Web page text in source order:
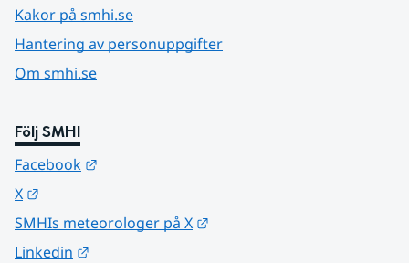
Kakor på smhi.se
Hantering av personuppgifter
Om smhi.se
Följ SMHI
Facebook
X
SMHIs meteorologer på X
Linkedin